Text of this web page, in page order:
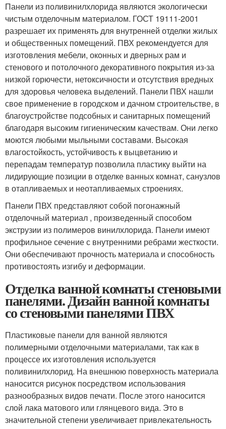
Панели из поливинилхлорида являются экологически
чистым отделочным материалом. ГОСТ 19111-2001
разрешает их применять для внутренней отделки жилых
и общественных помещений. ПВХ рекомендуется для
изготовления мебели, оконных и дверных рам и
стенового и потолочного декоративного покрытия из-за
низкой горючести, нетоксичности и отсутствия вредных
для здоровья человека выделений. Панели ПВХ нашли
свое применение в городском и дачном строительстве, в
благоустройстве подсобных и санитарных помещений
благодаря высоким гигиеническим качествам. Они легко
моются любыми мыльными составами. Высокая
влагостойкость, устойчивость к выцветанию и
перепадам температур позволила пластику выйти на
лидирующие позиции в отделке ванных комнат, санузлов
в отапливаемых и неотапливаемых строениях.
Панели ПВХ представляют собой погонажный
отделочный материал , произведенный способом
экструзии из полимеров винилхлорида. Панели имеют
профильное сечение с внутренними ребрами жесткости.
Они обеспечивают прочность материала и способность
противостоять изгибу и деформации.
Отделка ванной комнаты стеновыми
панелями. Дизайн ванной комнаты
со стеновыми панелями ПВХ
Пластиковые панели для ванной являются
полимерными отделочными материалами, так как в
процессе их изготовления используется
поливинилхлорид. На внешнюю поверхность материала
наносится рисунок посредством использования
разнообразных видов печати. После этого наносится
слой лака матового или глянцевого вида. Это в
значительной степени увеличивает привлекательность